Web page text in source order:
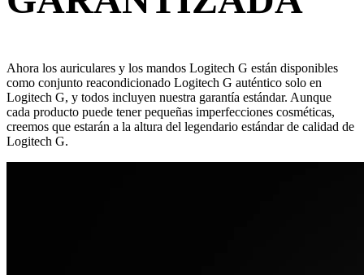
Ahora los auriculares y los mandos Logitech G están disponibles
como conjunto reacondicionado Logitech G auténtico solo en
Logitech G, y todos incluyen nuestra garantía estándar. Aunque
cada producto puede tener pequeñas imperfecciones cosméticas,
creemos que estarán a la altura del legendario estándar de calidad de
Logitech G.